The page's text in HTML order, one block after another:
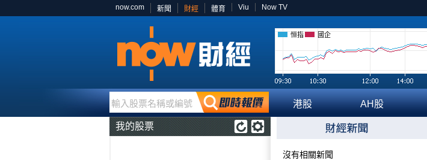
now.com 新聞 財經 體育 Viu Now TV
恒指 國企
輸入股票名稱或編號 港股 AH股
我的股票
沒有相關新聞